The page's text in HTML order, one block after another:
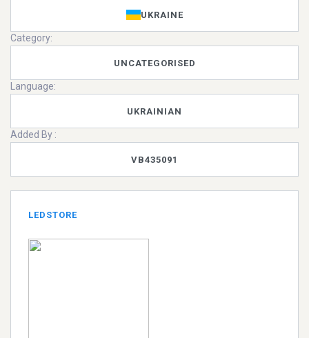
UKRAINE
Category:
UNCATEGORISED
Language:
UKRAINIAN
Added By :
VB435091
LEDSTORE